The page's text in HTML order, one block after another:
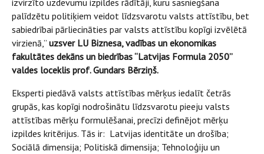
izvirzīto uzdevumu izpildes rādītāji, kuru sasniegšana
palīdzētu politiķiem veidot līdzsvarotu valsts attīstību, bet
sabiedrībai pārliecināties par valsts attīstību kopīgi izvēlētā
virzienā,” uzsver LU Biznesa, vadības un ekonomikas
fakultātes dekāns un biedrības “Latvijas Formula 2050”
valdes loceklis prof. Gundars Bērziņš.
Eksperti piedāvā valsts attīstības mērķus iedalīt četrās
grupās, kas kopīgi nodrošinātu līdzsvarotu pieeju valsts
attīstības mērķu formulēšanai, precīzi definējot mērķu
izpildes kritērijus. Tās ir: Latvijas identitāte un drošība;
Sociālā dimensija; Politiskā dimensija; Tehnoloģiju un